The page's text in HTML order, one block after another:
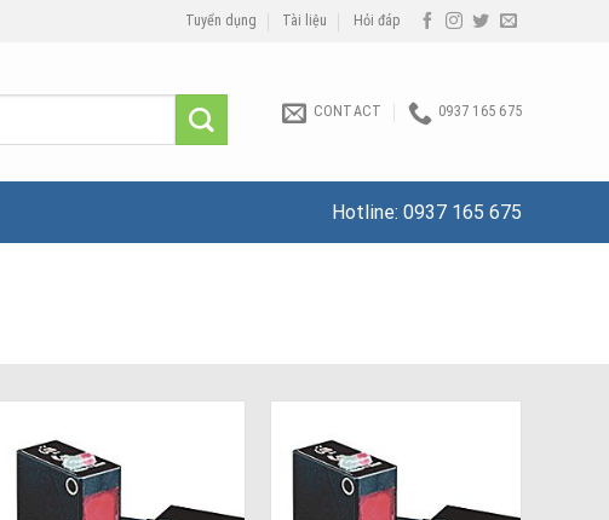
Tuyển dụng Tài liệu Hỏi đáp
CONTACT 0937 165 675
Hotline: 0937 165 675